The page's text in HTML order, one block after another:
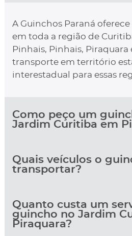
A Guinchos Paraná
em toda a região de
Pinhais, Pinhais,
transporte em território
interestadual para essas
Como peço um
Jardim Curitiba em
Quais veículos o
transportar?
Quanto custa um
guincho no Jardim
Piraquara?